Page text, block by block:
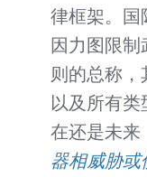
律框架。国
因力图限
则的总称
以及所有
在还是未来
器相威胁